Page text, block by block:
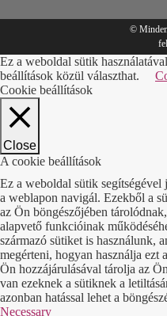
©
Ez a weboldal sütik
beállítások közül választhat.
Cookie beállítások
Close
A cookie beállítások
Ez a weboldal sütik
a weblapon navigál. Ezekből a
az Ön böngészőjében
alapvető funkcióinak
származó sütiket is használunk,
megérteni, hogyan használja ezt
Ön hozzájárulásával tárolja az
van ezeknek a sütiknek a
azonban hatással lehet a
Necessary